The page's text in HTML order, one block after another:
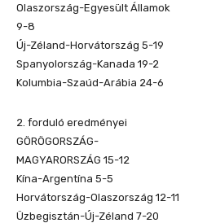
Olaszország-Egyesült Államok
9-8
Új-Zéland-Horvátország 5-19
Spanyolország-Kanada 19-2
Kolumbia-Szaúd-Arábia 24-6
2. forduló eredményei
GÖRÖGORSZÁG-
MAGYARORSZÁG 15-12
Kína-Argentína 5-5
Horvátország-Olaszország 12-11
Üzbegisztán-Új-Zéland 7-20